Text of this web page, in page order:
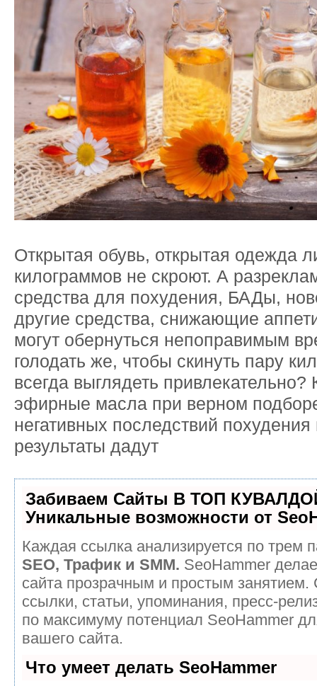
Открытая обувь, открытая одежда
килограммов не скроют. А
средства для похудения, БАДы,
другие средства, снижающие
могут обернуться непоправимым
голодать же, чтобы скинуть пару
всегда выглядеть привлекательно?
эфирные масла при верном
негативных последствий похудения
результаты дадут
Забиваем Сайты В ТОП
Уникальные возможности от
Каждая ссылка анализируется по трем
SEO, Трафик и SMM. SeoHammer
сайта прозрачным и простым
ссылки, статьи, упоминания, пресс-
по максимуму потенциал SeoHammer
вашего сайта.
Что умеет делать SeoHammer